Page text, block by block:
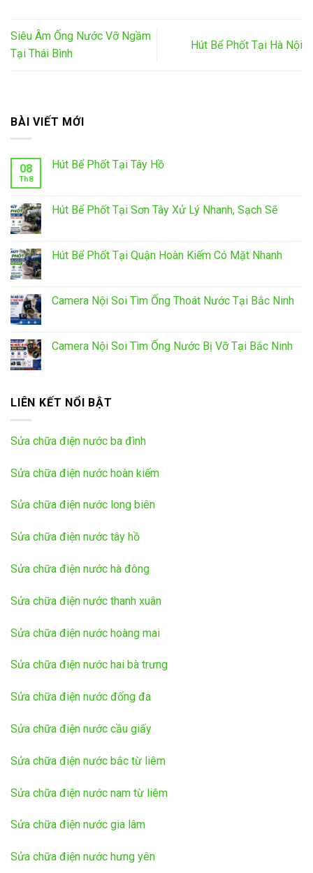
Siêu Âm Ống Nước Vỡ Ngầm
Tại Thái Bình
Hút Bể Phốt Tại Hà Nội
BÀI VIẾT MỚI
08
Th8
Hút Bể Phốt Tại Tây Hồ
Hút Bể Phốt Tại Sơn Tây Xử Lý Nhanh, Sạch Sẽ
Hút Bể Phốt Tại Quận Hoàn Kiếm Có Mặt Nhanh
Camera Nội Soi Tìm Ống Thoát Nước Tại Bắc Ninh
Camera Nội Soi Tìm Ống Nước Bị Vỡ Tại Bắc Ninh
LIÊN KẾT NỔI BẬT
Sửa chữa điện nước ba đình
Sửa chữa điện nước hoàn kiếm
Sửa chữa điện nước long biên
Sửa chữa điện nước tây hồ
Sửa chữa điện nước hà đông
Sửa chữa điện nước thanh xuân
Sửa chữa điện nước hoàng mai
Sửa chữa điện nước hai bà trưng
Sửa chữa điện nước đống đa
Sửa chữa điện nước cầu giấy
Sửa chữa điện nước bắc từ liêm
Sửa chữa điện nước nam từ liêm
Sửa chữa điện nước gia lâm
Sửa chữa điện nước hưng yên